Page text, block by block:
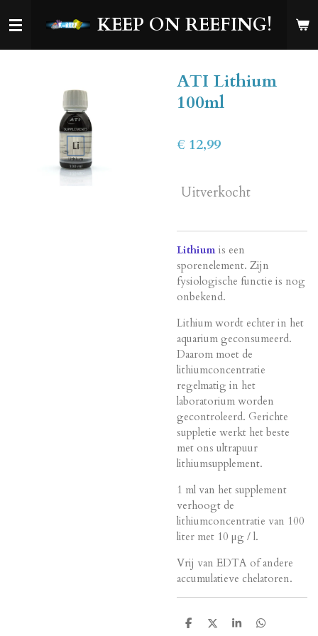
direct
KEEP ON REEFING!
ATI Lithium
100ml
€ 12,99
Uitverkocht
Lithium is een
sporenelement. Zijn
fysiologische functie is nog
onbekend.
Lithium wordt echter in het
aquarium geconsumeerd.
Daarom moet de
lithiumconcentratie
regelmatig in het
laboratorium worden
gecontroleerd. Gerichte
suppletie werkt het beste
met ons ultrapuur
lithiumsupplement.
1 ml van het supplement
verhoogt de
lithiumconcentratie van 100
liter met 10 μg / l.
Vrij van EDTA of andere
accumulatieve chelatoren.
D
D
S
D